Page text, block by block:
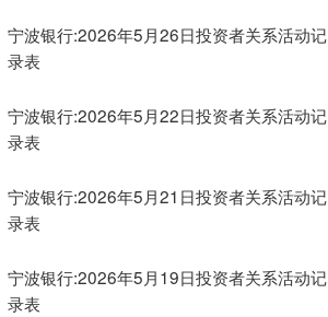
宁波银行:2026年5月26日投资者关系活动记
录表
宁波银行:2026年5月22日投资者关系活动记
录表
宁波银行:2026年5月21日投资者关系活动记
录表
宁波银行:2026年5月19日投资者关系活动记
录表